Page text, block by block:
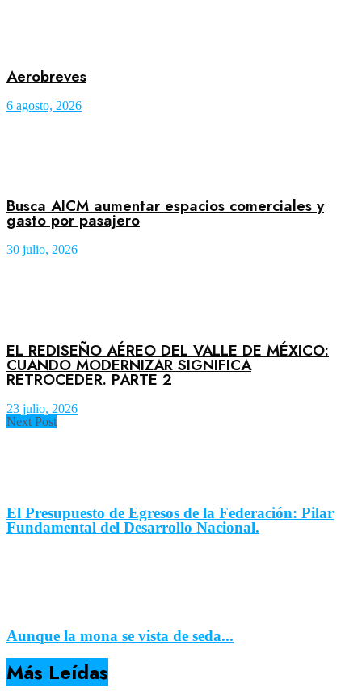
Aerobreves
6 agosto, 2026
Busca AICM aumentar espacios comerciales y
gasto por pasajero
30 julio, 2026
EL REDISEÑO AÉREO DEL VALLE DE MÉXICO:
CUANDO MODERNIZAR SIGNIFICA
RETROCEDER. PARTE 2
23 julio, 2026
Next Post
El Presupuesto de Egresos de la Federación: Pilar
Fundamental del Desarrollo Nacional.
Aunque la mona se vista de seda...
Más Leídas